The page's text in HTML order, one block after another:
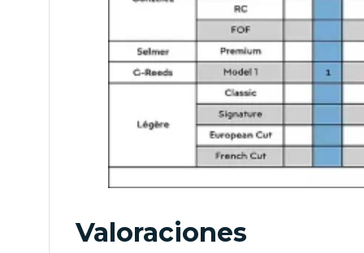
Valoraciones